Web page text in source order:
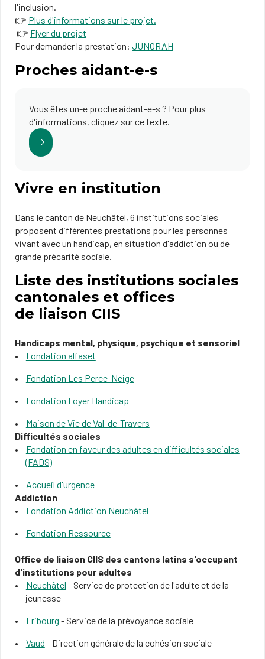
l'inclusion.
👉 Plus d'informations sur le projet.
👉 Flyer du projet
Pour demander la prestation: JUNORAH
Proches aidant-e-s
Vous êtes un-e proche aidant-e-s ? Pour plus
d'informations, cliquez sur ce texte.
Vivre en institution
Dans le canton de Neuchâtel, 6 institutions sociales
proposent différentes prestations pour les personnes
vivant avec un handicap, en situation d'addiction ou de
grande précarité sociale.
Liste des institutions sociales
cantonales et ​offices
de liaison CIIS
​Handicaps mental, physique, psychique et sens​o​r​i​el
Fondat​​ion​​ alfa​set​​​​
Fondation Les Pe​rce-Neige
Fondation Foyer Handicap​
​​Maison de Vie de Val-de-Travers
Difficultés so​ciales
Fondation en faveur des adultes en difficultés sociales​
(FADS)​
Accueil d'urgence​
​​Addiction​
​Fondation Addiction Neuchâtel
​​Fondation Ressource
​Office de liaison CIIS des cantons latins s'occupant
d'institutions pour adultes
Neuchâtel - Service de protection de l'adulte et de la
jeunesse
Fribourg - Service de la prévoyance sociale
Vaud - Direction générale de la cohésion sociale